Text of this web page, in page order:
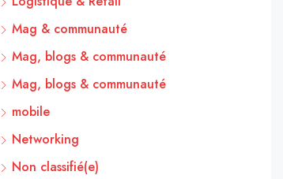
Mag & communauté
Mag, blogs & communauté
Mag, blogs & communauté
mobile
Networking
Non classifié(e)